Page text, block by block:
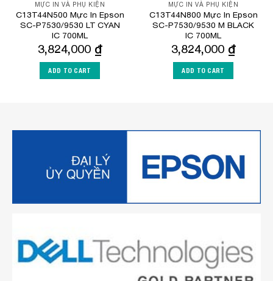
MỰC IN VÀ PHỤ KIỆN
C13T44N500 Mực In Epson
SC-P7530/9530 LT CYAN
IC 700ML
3,824,000 ₫
ADD TO CART
MỰC IN VÀ PHỤ KIỆN
C13T44N800 Mực In Epson
SC-P7530/9530 M BLACK
IC 700ML
3,824,000 ₫
ADD TO CART